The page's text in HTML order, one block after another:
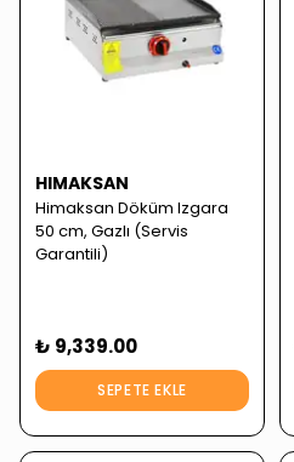
HIMAKSAN
Himaksan Döküm Izgara
50 cm, Gazlı (Servis
Garantili)
₺ 9,339.00
SEPETE EKLE